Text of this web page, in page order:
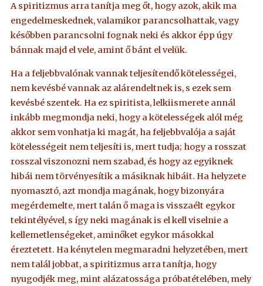
A spiritizmus arra tanítja meg őt, hogy azok, akik ma
engedelmeskednek, valamikor parancsolhattak, vagy
későbben parancsolni fognak neki és akkor épp úgy
bánnak majd el vele, amint ő bánt el velük.
Ha a feljebbvalónak vannak teljesítendő kötelességei,
nem kevésbé vannak az alárendeltnek is, s ezek sem
kevésbé szentek. Ha ez spiritista, lelkiismerete annál
inkább megmondja neki, hogy a kötelességek alól még
akkor sem vonhatja ki magát, ha feljebbvalója a saját
kötelességeit nem teljesíti is, mert tudja; hogy a rosszat
rosszal viszonozni nem szabad, és hogy az egyiknek
hibái nem törvényesítik a másiknak hibáit. Ha helyzete
nyomasztó, azt mondja magának, hogy bizonyára
megérdemelte, mert talán ő maga is visszaélt egykor
tekintélyével, s így neki magának is el kell viselnie a
kellemetlenségeket, aminőket egykor másokkal
éreztetett. Ha kénytelen megmaradni helyzetében, mert
nem talál jobbat, a spiritizmus arra tanítja, hogy
nyugodjék meg, mint alázatossága próbatételében, mely